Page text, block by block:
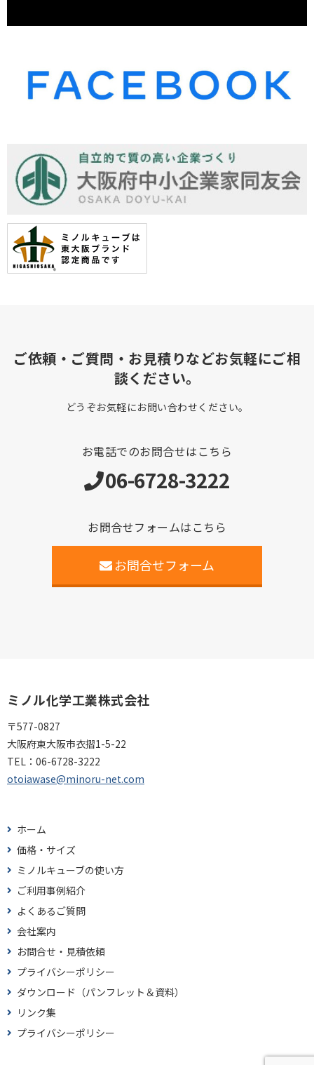
ご依頼・ご質問・お見積りなどお気軽にご相
談ください。
どうぞお気軽にお問い合わせください。
お電話でのお問合せはこちら
06-6728-3222
お問合せフォームはこちら
お問合せフォーム
ミノル化学工業株式会社
〒577-0827
大阪府東大阪市衣摺1-5-22
TEL： 06-6728-3222
otoiawase@minoru-net.com
ホーム
価格・サイズ
ミノルキューブの使い方
ご利用事例紹介
よくあるご質問
会社案内
お問合せ・見積依頼
プライバシーポリシー
ダウンロード（パンフレット＆資料）
リンク集
プライバシーポリシー